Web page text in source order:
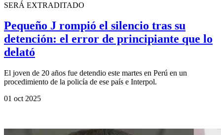
SERÁ EXTRADITADO
Pequeño J rompió el silencio tras su
detención: el error de principiante que lo
delató
El joven de 20 años fue detendio este martes en Perú en un
procedimiento de la policía de ese país e Interpol.
01 oct 2025